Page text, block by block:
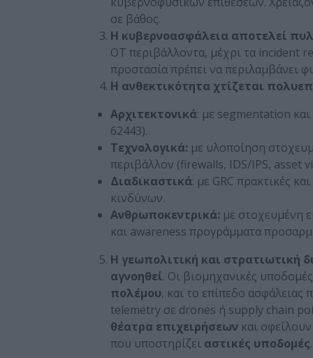
σε βάθος.
Η κυβερνοασφάλεια αποτελεί
ΟΤ περιβάλλοντα, μέχρι τα incident
προστασία πρέπει να περιλαμβάνει
Η ανθεκτικότητα χτίζεται
Αρχιτεκτονικά: με segmentation
62443).
Τεχνολογικά: με υλοποίηση
περιβάλλον (firewalls, IDS/IPS, asset
Διαδικαστικά: με GRC πρακτικές
κινδύνων.
Ανθρωποκεντρικά: με στοχευμένη
και awareness προγράμματα
Η γεωπολιτική και στρατιωτική
αγνοηθεί. Οι βιομηχανικές
πολέμου, και το επίπεδο
telemetry σε drones ή supply chain
θέατρα επιχειρήσεων και
που υποστηρίζει αστικές υποδομές.